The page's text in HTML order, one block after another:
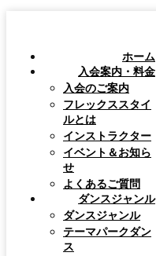
ホーム
入会案内・料金
入会のご案内
フレックススタイ
ルとは
インストラクター
イベント＆お知ら
せ
よくあるご質問
ダンスジャンル
ダンスジャンル
テーマパークダン
ス